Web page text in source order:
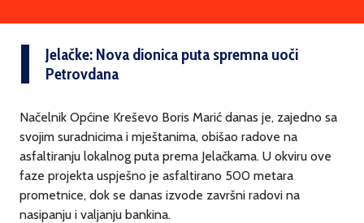
Jelačke: Nova dionica puta spremna uoči
Petrovdana
Načelnik Općine Kreševo Boris Marić danas je, zajedno sa
svojim suradnicima i mještanima, obišao radove na
asfaltiranju lokalnog puta prema Jelačkama. U okviru ove
faze projekta uspješno je asfaltirano 500 metara
prometnice, dok se danas izvode završni radovi na
nasipanju i valjanju bankina.